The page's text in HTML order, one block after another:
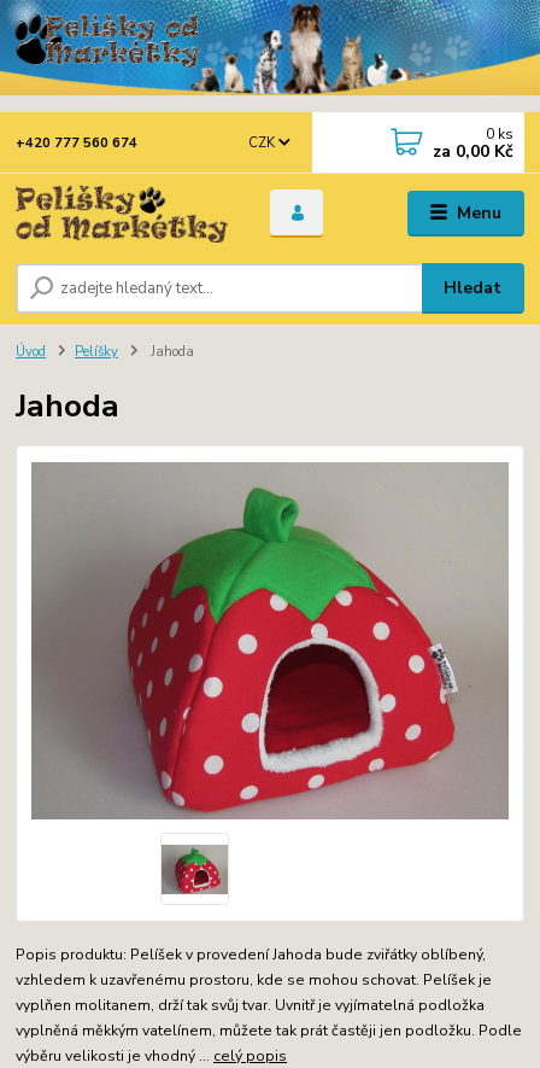
Menu
CZK
Hledat
+420 777 560 674 0 ks
za 0,00 Kč
Úvod Pelíšky Jahoda
Jahoda
Popis produktu: Pelíšek v provedení Jahoda bude zviřátky oblíbený,
vzhledem k uzavřenému prostoru, kde se mohou schovat. Pelíšek je
vyplňen molitanem, drží tak svůj tvar. Uvnitř je vyjímatelná podložka
vyplněná měkkým vatelínem, můžete tak prát častěji jen podložku. Podle
výběru velikosti je vhodný ... celý popis